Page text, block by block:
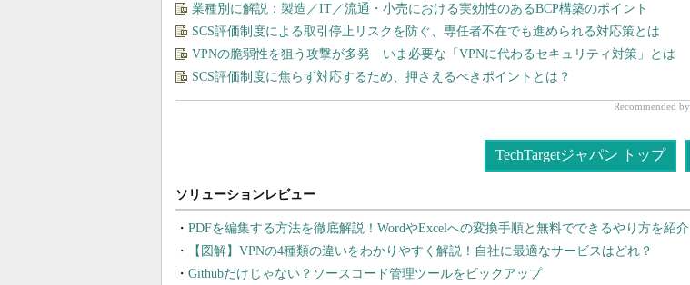
業種別に解説：製造／IT／流通・小売における実効性のあるBCP構築のポイント
SCS評価制度による取引停止リスクを防ぐ、専任者不在でも進められる対応策とは
VPNの脆弱性を狙う攻撃が多発 いま必要な「VPNに代わるセキュリティ対策」とは
SCS評価制度に焦らず対応するため、押さえるべきポイントとは？
Recommended by
TechTargetジャパン トップ
PDFを編集する方法を徹底解説！WordやExcelへの変換手順と無料でできるやり方を紹介
【図解】VPNの4種類の違いをわかりやすく解説！自社に最適なサービスはどれ？
Githubだけじゃない？ソースコード管理ツールをピックアップ